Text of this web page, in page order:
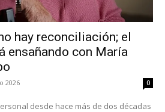
hay reconciliación; el
ensañando con María
2026 0
desde hace más de dos décadas